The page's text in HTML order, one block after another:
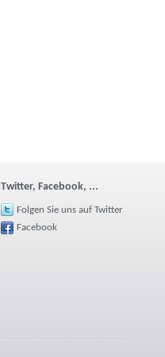
Twitter, Facebook, ...
Folgen Sie uns auf Twitter
Facebook